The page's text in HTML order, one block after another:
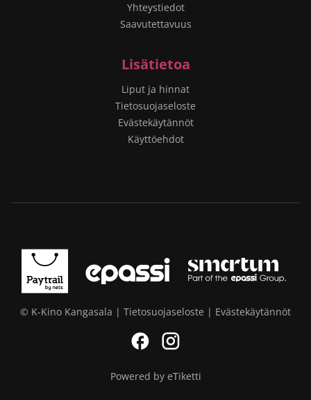
Yhteystiedot
Saavutettavuus
Lisätietoa
Liput ja hinnat
Tietosuojaseloste
Evästekäytännöt
Käyttöehdot
© K-Kino Kangasala | Tietosuojaseloste | Evästekäytännöt
Powered by eTiketti